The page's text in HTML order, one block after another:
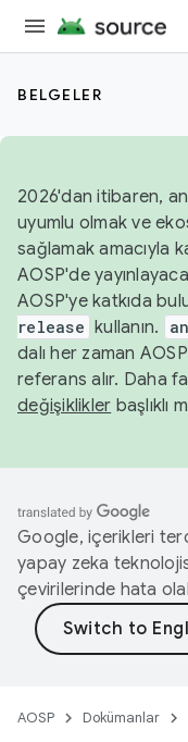
BELGELER
2026'dan itibaren,
uyumlu olmak ve
sağlamak amacıyla
AOSP'de
AOSP'ye katkıda
release kullanın.
dalı her zaman
referans alır. Daha
değişiklikler başlıklı
Google, içerikleri
yapay zeka
çevirilerinde hata
AOSP Dokümanlar